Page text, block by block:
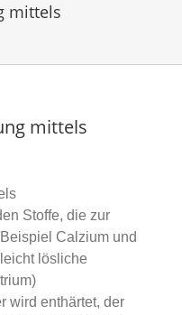
mittels
mittels
Stoffe, die zur
Calzium und
lösliche
wird enthärtet, der